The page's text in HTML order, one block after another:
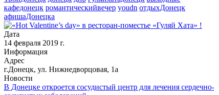
кафедонецк романтическийвечер youdn отдыхДонецк
афишаДонецка
Дата
14 февраля 2019 г.
Информация
Адрес
г.Донецк, ул. Нижнедворцовая, 1а
Новости
В Донецке откроется сосудистый центр для лечения сердечно-